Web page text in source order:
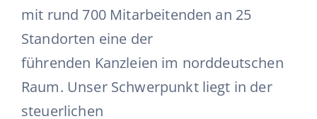
mit rund 700 Mitarbeitenden an 25
Standorten eine der
führenden Kanzleien im norddeutschen
Raum. Unser Schwerpunkt liegt in der
steuerlichen